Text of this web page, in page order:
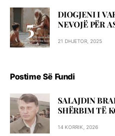
DIOGJENI I
NEVOJË PËR
21 DHJETOR, 2025
Postime Së Fundi
SALAJDIN
SHЁRBIM TЁ
14 KORRIK, 2026